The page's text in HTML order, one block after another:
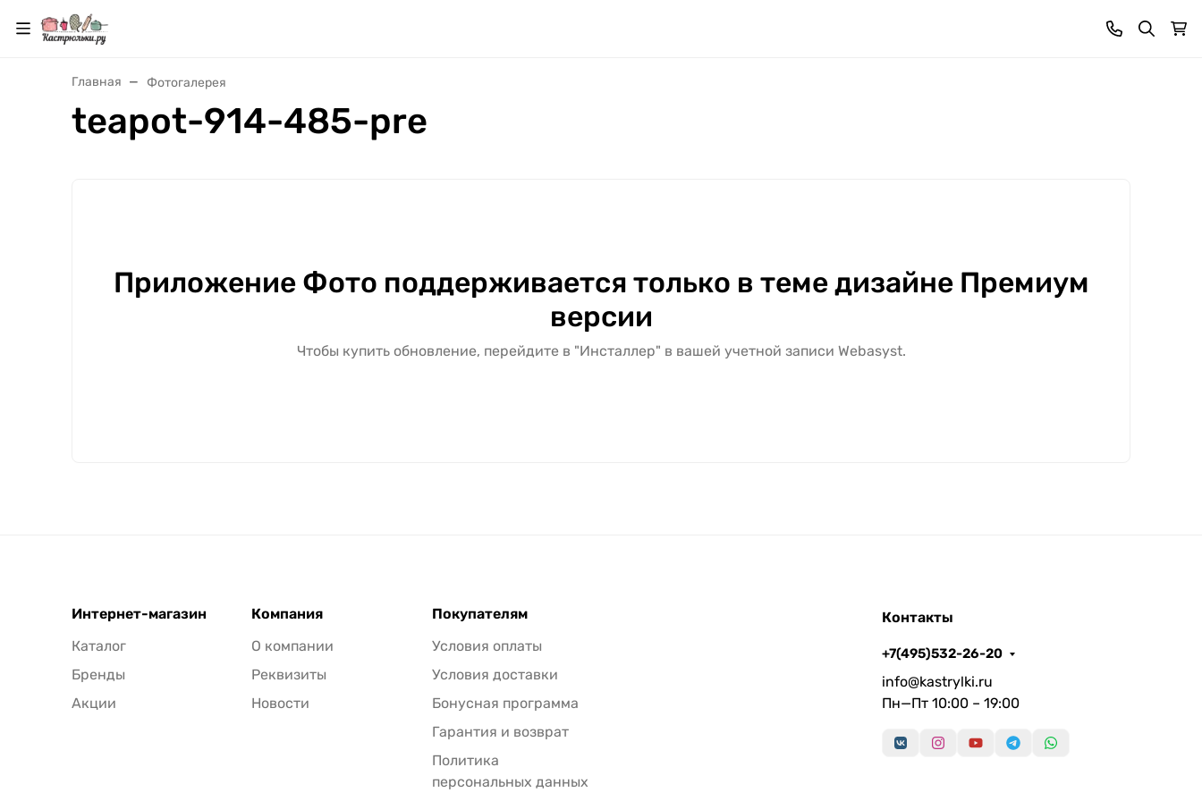
Главная Фотогалерея
teapot-914-485-pre
Приложение Фото поддерживается только в теме дизайне Премиум
версии
Чтобы купить обновление, перейдите в "Инсталлер" в вашей учетной записи Webasyst.
Интернет-магазин
Каталог
Бренды
Акции
Компания
О компании
Реквизиты
Новости
Покупателям
Условия оплаты
Условия доставки
Бонусная программа
Гарантия и возврат
Политика
персональных данных
Контакты
+7(495)532-26-20
info@kastrylki.ru
Пн—Пт 10:00 – 19:00